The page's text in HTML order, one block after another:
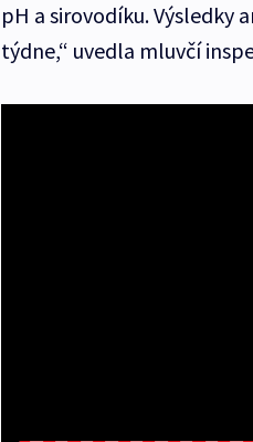
pH a sirovodíku. Výsledky
týdne,“ uvedla mluvčí